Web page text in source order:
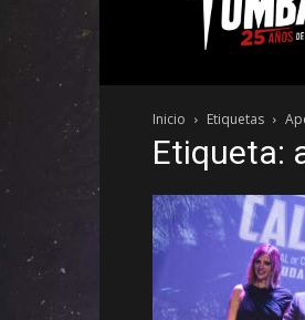
del
el
género
fantástico.
Inicio Etiquetas
Etiqueta: